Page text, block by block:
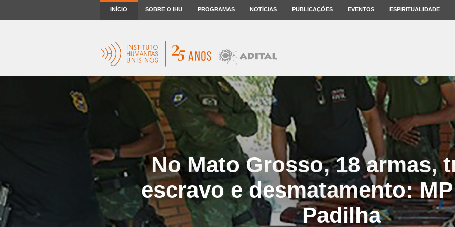
INÍCIO SOBRE O IHU PROGRAMAS NOTÍCIAS PUBLICAÇÕES EVENTOS ESPIRITUALIDADE
No Mato Grosso, 18 armas,
escravo e desmatamento:
Padilha